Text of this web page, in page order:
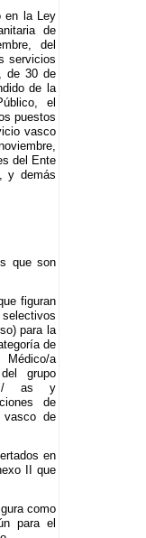
en la Ley
de
del
servicios
de 30 de
de la
el
puestos
vasco
del Ente
y demás
que son
figuran
para la
de
a
grupo
as y
de
vasco de
en
II que
como
para el